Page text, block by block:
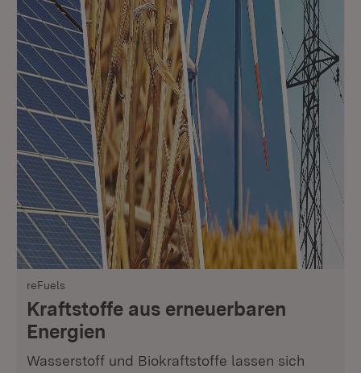
reFuels
Kraftstoffe aus erneuerbaren
Energien
Wasserstoff und Biokraftstoffe lassen sich